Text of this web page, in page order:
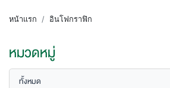
หน้าแรก อินโฟกราฟิก
หมวดหมู่
ทั้งหมด